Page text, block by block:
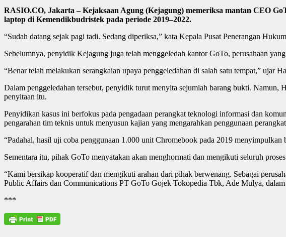
RASIO.CO, Jakarta – Kejaksaan Agung (Kejagung) memeriksa mantan CEO
laptop di Kemendikbudristek pada periode 2019–2022.
“Sudah datang sejak pagi tadi. Sedang diperiksa,” kata Kepala Pusat Penerangan
Sebelumnya, penyidik Kejagung juga telah menggeledah kantor GoTo, perusahaan
“Benar telah melakukan serangkaian upaya penggeledahan di salah satu tempat,” ujar
Dalam penggeledahan tersebut, penyidik turut menyita sejumlah barang bukti.
penyitaan itu.
Penyidikan kasus ini berfokus pada pengadaan perangkat teknologi informasi dan
pengarahan tim teknis untuk menyusun kajian yang mengarahkan penggunaan
“Padahal, hasil uji coba penggunaan 1.000 unit Chromebook pada 2019
Sementara itu, pihak GoTo menyatakan akan menghormati dan mengikuti seluruh
“Kami bersikap kooperatif dan mengikuti arahan dari pihak berwenang. Sebagai
Public Affairs dan Communications PT GoTo Gojek Tokopedia Tbk, Ade Mulya, dalam
***